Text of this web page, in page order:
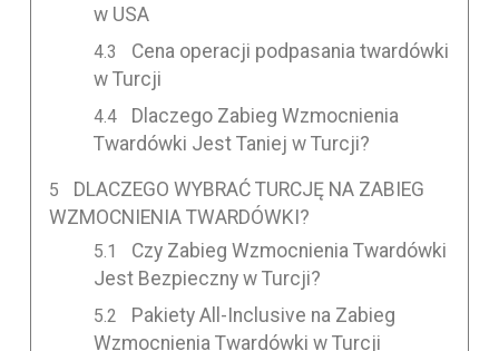
w USA
Cena operacji podpasania twardówki
w Turcji
Dlaczego Zabieg Wzmocnienia
Twardówki Jest Taniej w Turcji?
DLACZEGO WYBRAĆ TURCJĘ NA ZABIEG
WZMOCNIENIA TWARDÓWKI?
Czy Zabieg Wzmocnienia Twardówki
Jest Bezpieczny w Turcji?
Pakiety All-Inclusive na Zabieg
Wzmocnienia Twardówki w Turcji